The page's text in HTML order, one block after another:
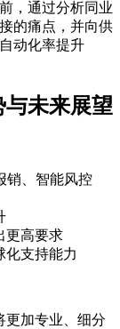
，通过分析同业
的痛点，并向供
动化率提升
未来展望
销、智能风控
更高要求
化支持能力
更加专业、细分